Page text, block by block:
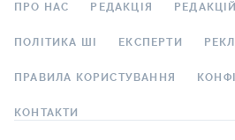
ПРО НАС РЕДАКЦІЯ
ПОЛІТИКА ШІ ЕКСПЕРТИ
ПРАВИЛА КОРИСТУВАННЯ
КОНТАКТИ